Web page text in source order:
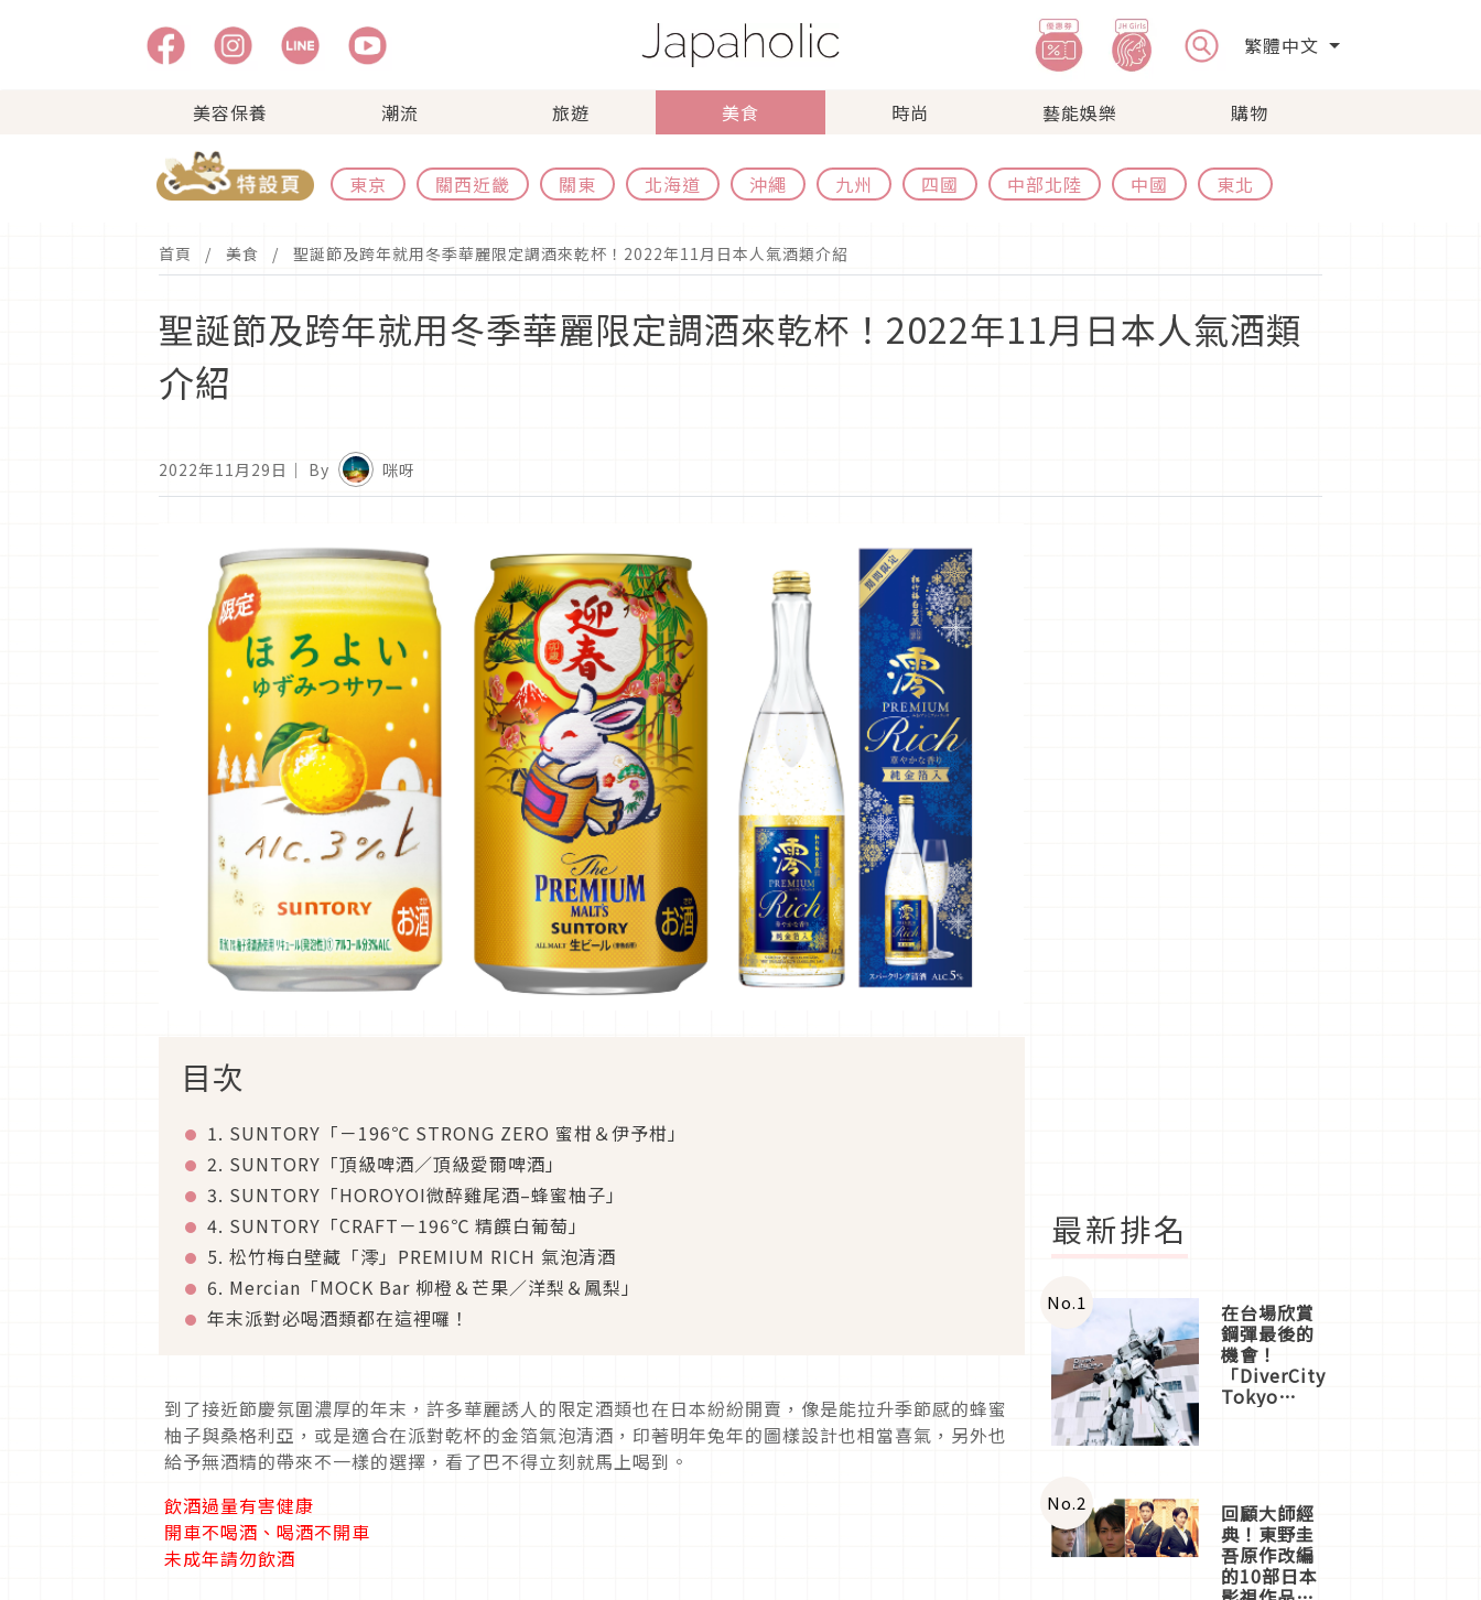
繁體中文
美容保養 潮流 旅遊 美食 時尚 藝能娛樂 購物
東京 關西近畿 關東 北海道 沖繩 九州 四國 中部北陸 中國 東北
首頁 美食 聖誕節及跨年就用冬季華麗限定調酒來乾杯！2022年11月日本人氣酒類介紹
聖誕節及跨年就用冬季華麗限定調酒來乾杯！2022年11月日本人氣酒類
介紹
2022年11月29日 ｜ By 咪呀
目次
1. SUNTORY「－196℃ STRONG ZERO 蜜柑＆伊予柑」
2. SUNTORY「頂級啤酒／頂級愛爾啤酒」
3. SUNTORY「HOROYOI微醉雞尾酒–蜂蜜柚子」
4. SUNTORY「CRAFT－196℃ 精饌白葡萄」
5. 松竹梅白壁藏「澪」PREMIUM RICH 氣泡清酒
6. Mercian「MOCK Bar 柳橙＆芒果／洋梨＆鳳梨」
年末派對必喝酒類都在這裡囉！
到了接近節慶氛圍濃厚的年末，許多華麗誘人的限定酒類也在日本紛紛開賣，像是能拉升季節感的蜂蜜
柚子與桑格利亞，或是適合在派對乾杯的金箔氣泡清酒，印著明年兔年的圖樣設計也相當喜氣，另外也
給予無酒精的帶來不一樣的選擇，看了巴不得立刻就馬上喝到。
飲酒過量有害健康
開車不喝酒、喝酒不開車
未成年請勿飲酒
最新排名
No.1 在台場欣賞
鋼彈最後的
機會！
「DiverCity
Tokyo
體驗
No.2 回顧大師經
典！東野圭
吾原作改編
的10部日本